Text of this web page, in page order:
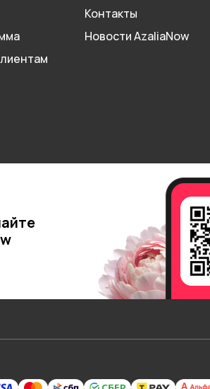
Контакты
Новости AzaliaNow